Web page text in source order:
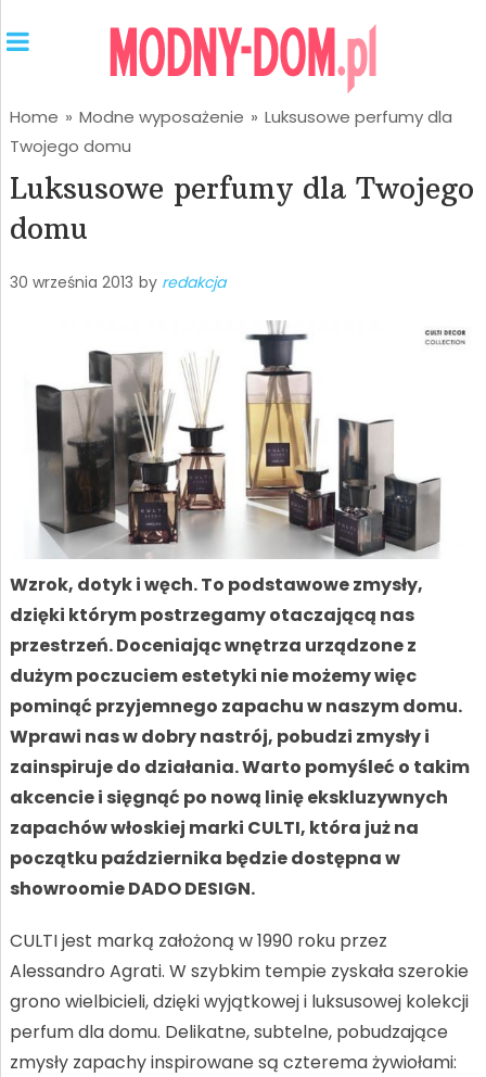
Home » Modne wyposażenie » Luksusowe perfumy dla
Twojego domu
Luksusowe perfumy dla Twojego
domu
30 września 2013 by redakcja
Wzrok, dotyk i węch. To podstawowe zmysły,
dzięki którym postrzegamy otaczającą nas
przestrzeń. Doceniając wnętrza urządzone z
dużym poczuciem estetyki nie możemy więc
pominąć przyjemnego zapachu w naszym domu.
Wprawi nas w dobry nastrój, pobudzi zmysły i
zainspiruje do działania. Warto pomyśleć o takim
akcencie i sięgnąć po nową linię ekskluzywnych
zapachów włoskiej marki CULTI, która już na
początku października będzie dostępna w
showroomie DADO DESIGN.
CULTI jest marką założoną w 1990 roku przez
Alessandro Agrati. W szybkim tempie zyskała szerokie
grono wielbicieli, dzięki wyjątkowej i luksusowej kolekcji
perfum dla domu. Delikatne, subtelne, pobudzające
zmysły zapachy inspirowane są czterema żywiołami: